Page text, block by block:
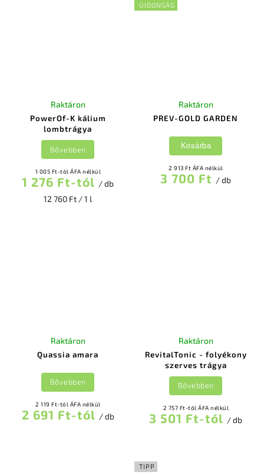
PowerOf-K kálium
lombtrágya
Raktáron
1 005 Ft-tól ÁFA nélkül
1 276 Ft-tól / db
12 760 Ft / 1 l
Bővebben
ÚJDONSÁG
PREV-GOLD GARDEN
Raktáron
2 913 Ft ÁFA nélkül
3 700 Ft / db
Kosárba
Quassia amara
Raktáron
2 119 Ft-tól ÁFA nélkül
2 691 Ft-tól / db
Bővebben
RevitalTonic - folyékony
szerves trágya
Raktáron
2 757 Ft-tól ÁFA nélkül
3 501 Ft-tól / db
Bővebben
TIPP